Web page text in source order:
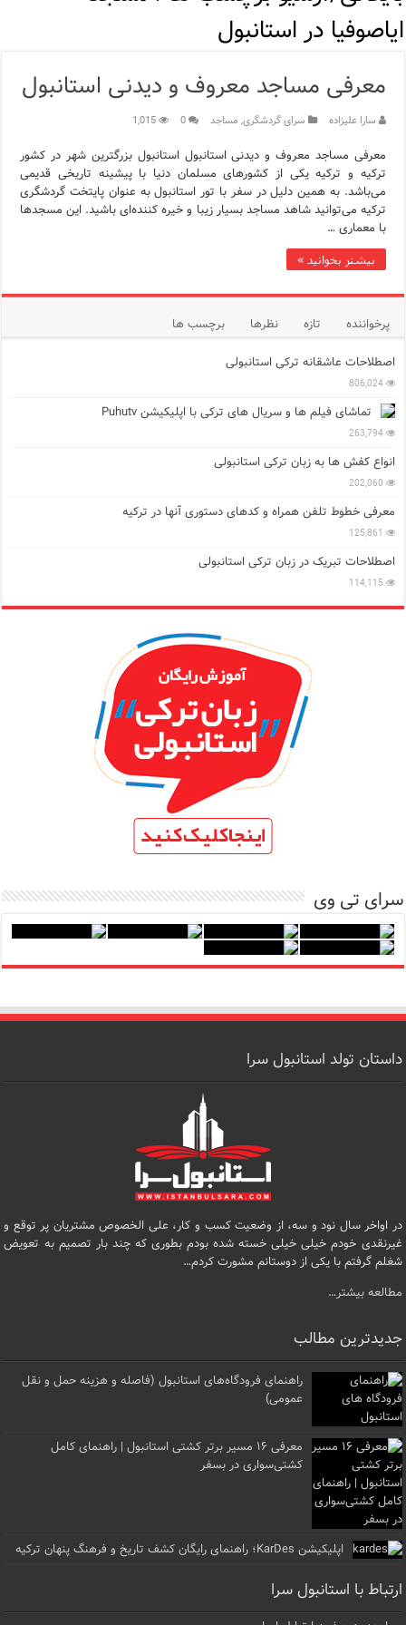
اپلیکیشن KarDes؛ راهنمای رایگان کشف تاریخ و فرهنگ پنهان ترکیه
12 اشتباه رایج در دریافت شهروندی ترکیه از طریق خرید ملک
ویژگی‌های منفی شخصیت در زبان ترکی استانبولی
ویژگی‌های مثبت شخصیت در زبان ترکی استانبولی
موزه افسانه‌های کارتال استانبول؛ سفری به دنیای قصه‌ها در
ایاصوفیا در استانبول
معرفی مساجد معروف و دیدنی استانبول
سارا علیزاده سرای گردشگری, مساجد 0
1,015
معرفی مساجد معروف و دیدنی استانبول استانبول بزرگترین شهر در کشور
ترکیه و ترکیه یکی از کشورهای مسلمان دنیا با پیشینه تاریخی قدیمی
می‌باشد. به همین دلیل در سفر با تور استانبول به عنوان پایتخت گردشگری
ترکیه می‌توانید شاهد مساجد بسیار زیبا و خیره کننده‌ای باشید. این مسجدها
با معماری …
بیشتر بخوانید »
پرخواننده تازه نظرها
برچسب ها
اصطلاحات عاشقانه ترکی استانبولی
806,024
تماشای فیلم ها و سریال های ترکی با اپلیکیشن Puhutv
263,794
انواع کفش ها به زبان ترکی استانبولی
202,060
معرفی خطوط تلفن همراه و کدهای دستوری آنها در ترکیه
125,861
اصطلاحات تبریک در زبان ترکی استانبولی
114,115
سرای تی وی
داستان تولد استانبول سرا
در اواخر سال نود و سه، از وضعیت کسب و کار، علی الخصوص مشتریان پر توقع و
غیرنقدی خودم خیلی خیلی خسته شده بودم بطوری که چند بار تصمیم به تعویض
شغلم گرفتم با یکی از دوستانم مشورت کردم…
مطالعه بیشتر…
جدیدترین مطالب
راهنمای فرودگاه‌های استانبول (فاصله و هزینه حمل و نقل
عمومی)
معرفی ۱۶ مسیر برتر کشتی استانبول | راهنمای کامل
کشتی‌سواری در بسفر
اپلیکیشن KarDes؛ راهنمای رایگان کشف تاریخ و فرهنگ پنهان ترکیه
ارتباط با استانبول سرا